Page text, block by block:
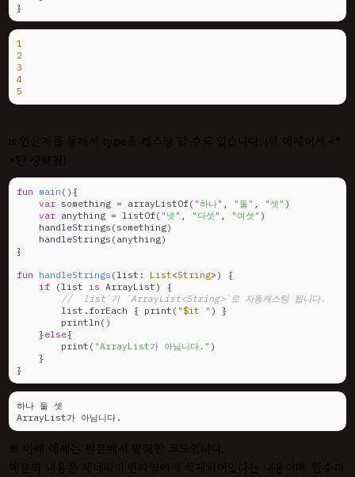
}
1
2
3
4
5
is 연산자를 통해서 type을 캐스팅 할 수도 있습니다. (위 예제어서 <*
>만 생략됨)
fun main () {
var something = arrayListOf( "하나" , "둘" , "셋" )
var anything = listOf( "넷" , "다섯" , "여섯" )
    handleStrings(something)
    handleStrings(anything)
}
fun handleStrings (list: List<String>)
{
if (list is ArrayList) {
// `list`가 `ArrayList<String>`로 자동캐스팅 됩니다.
        list.forEach { print(
" $it " ) }
        println()
    }
else{
        print(
"ArrayList가 아님니다." )
    }
}
하나 둘 셋
ArrayList가 아님니다.
※ 아래 예제는 원문에서 발췌한 코드입니다.
예문의 내용은 제네릭이 런타임에서 삭제되어있다는 내용이며, 함수파